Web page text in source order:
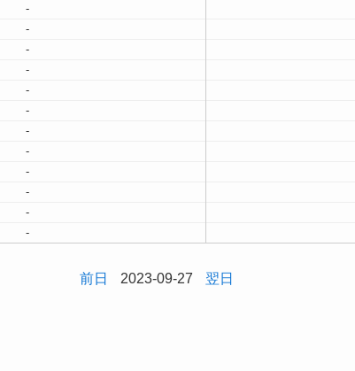
-
-
-
-
-
-
-
-
-
-
-
-
前日 2023-09-27 翌日